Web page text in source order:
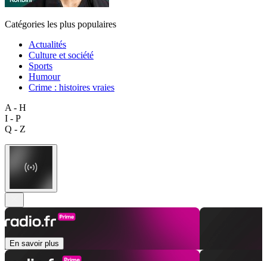
Catégories les plus populaires
Actualités
Culture et société
Sports
Humour
Crime : histoires vraies
A - H
I - P
Q - Z
En savoir plus